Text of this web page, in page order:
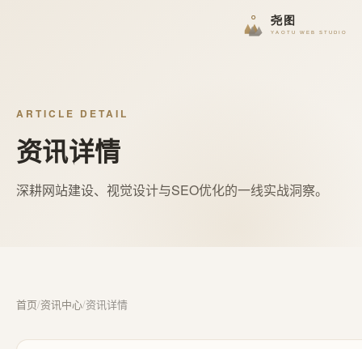
ARTICLE DETAIL
资讯详情
深耕网站建设、视觉设计与SEO优化的一线实战洞察。
首页/资讯中心/资讯详情